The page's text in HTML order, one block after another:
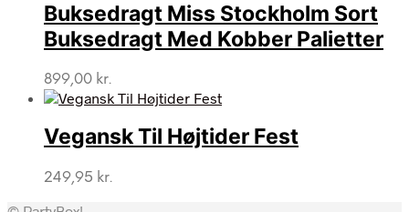
Buksedragt Miss Stockholm Sort
Buksedragt Med Kobber Palietter
899,00 kr.
Vegansk Til Højtider Fest
249,95 kr.